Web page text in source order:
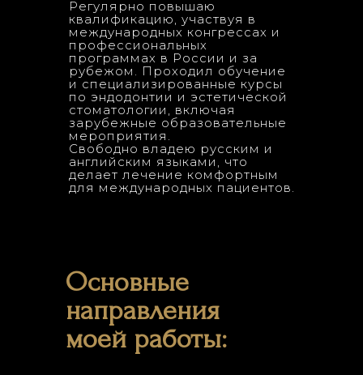
Регулярно повышаю
квалификацию, участвуя в
международных конгрессах и
профессиональных
программах в России и за
рубежом. Проходил обучение
и специализированные курсы
по эндодонтии и эстетической
стоматологии, включая
зарубежные образовательные
мероприятия.
Свободно владею русским и
английским языками, что
делает лечение комфортным
для международных пациентов.
Основные
направления
моей работы: